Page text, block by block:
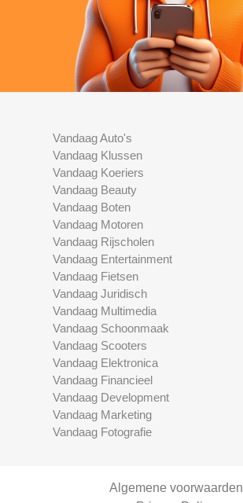
Vandaag Auto's
Vandaag Klussen
Vandaag Koeriers
Vandaag Beauty
Vandaag Boten
Vandaag Motoren
Vandaag Rijscholen
Vandaag Entertainment
Vandaag Fietsen
Vandaag Juridisch
Vandaag Multimedia
Vandaag Schoonmaak
Vandaag Scooters
Vandaag Elektronica
Vandaag Financieel
Vandaag Development
Vandaag Marketing
Vandaag Fotografie
Algemene voorwaarden